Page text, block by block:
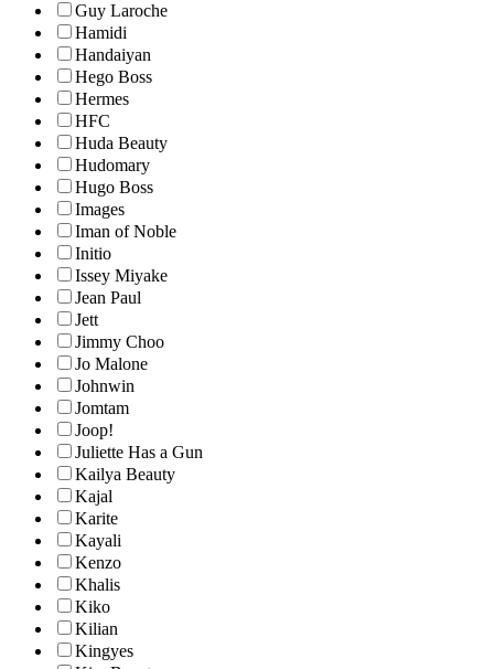
Guy Laroche
Hamidi
Handaiyan
Hego Boss
Hermes
HFC
Huda Beauty
Hudomary
Hugo Boss
Images
Iman of Noble
Initio
Issey Miyake
Jean Paul
Jett
Jimmy Choo
Jo Malone
Johnwin
Jomtam
Joop!
Juliette Has a Gun
Kailya Beauty
Kajal
Karite
Kayali
Kenzo
Khalis
Kiko
Kilian
Kingyes